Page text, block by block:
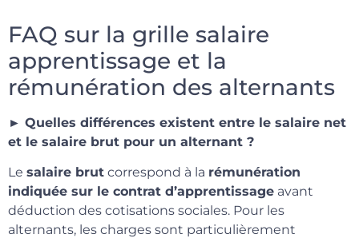
FAQ sur la grille salaire
apprentissage et la
rémunération des alternants
► Quelles différences existent entre le salaire net
et le salaire brut pour un alternant ?
Le salaire brut correspond à la rémunération
indiquée sur le contrat d’apprentissage avant
déduction des cotisations sociales. Pour les
alternants, les charges sont particulièrement